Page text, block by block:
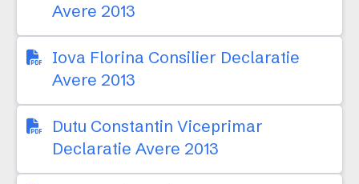
Avere 2013
Iova Florina Consilier Declaratie
Avere 2013
Dutu Constantin Viceprimar
Declaratie Avere 2013